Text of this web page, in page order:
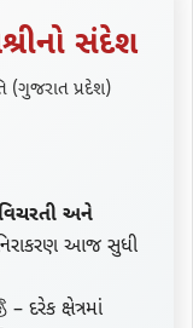
સંદેશ
(ગુજરાત પ્રદેશ)
વિચરતી અને
નિરાકરણ આજ સુધી
દરેક ક્ષેત્રમાં